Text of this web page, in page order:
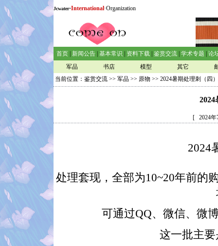
Jcwater·International·Organization
首页 新闻公告 基本常识 资料下载 鉴赏交流 学术专题
论
军品
书店 模型 其它
当前位置： 鉴赏交流 >> 军品 >> 原物 >> 2024暑期处理刺（四）
[ 2024年
2024
处理套现，全部为10~20年前的
可通过QQ、微信、微
这一批主